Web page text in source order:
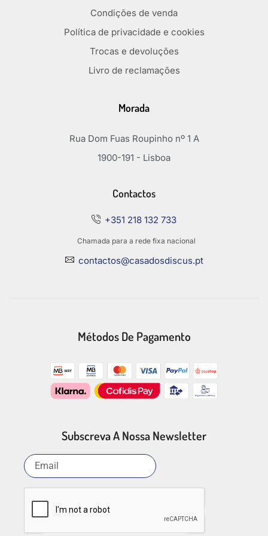
Condições de venda
Política de privacidade e cookies
Trocas e devoluções
Livro de reclamações
Morada
Rua Dom Fuas Roupinho nº 1 A
1900-191 - Lisboa
Contactos
+351 218 132 733
Chamada para a rede fixa nacional
contactos@casadosdiscus.pt
Métodos De Pagamento
Subscreva A Nossa Newsletter